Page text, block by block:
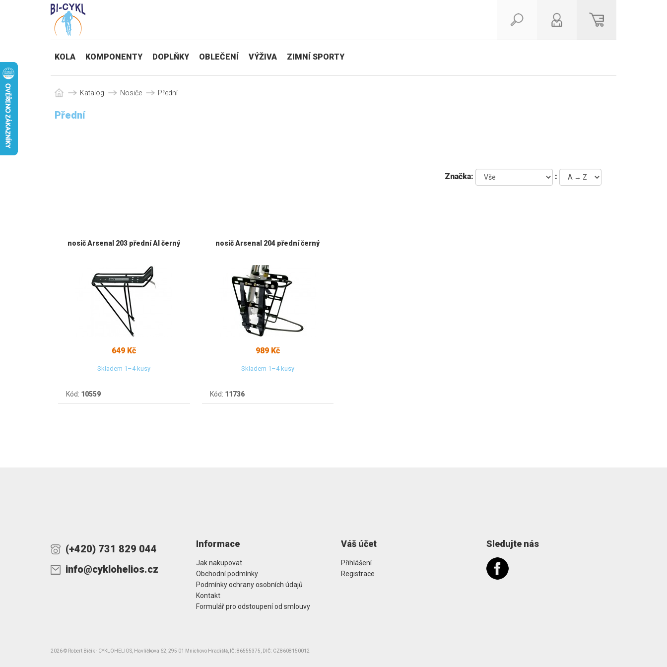
KOLA KOMPONENTY DOPLŇKY OBLEČENÍ VÝŽIVA ZIMNÍ SPORTY
Katalog Nosiče Přední
Přední
Značka: :
nosič Arsenal 203 přední Al černý
649 Kč
Skladem 1–4 kusy
Kód: 10559
nosič Arsenal 204 přední černý
989 Kč
Skladem 1–4 kusy
Kód: 11736
(+420) 731 829 044
info@cyklohelios.cz
Informace
Jak nakupovat
Obchodní podmínky
Podmínky ochrany osobních údajů
Kontakt
Formulář pro odstoupení od smlouvy
Váš účet
Přihlášení
Registrace
Sledujte nás
2026 © Robert Bičík - CYKLOHELIOS, Havlíčkova 62, 295 01 Mnichovo Hradiště, IČ: 86555375, DIČ: CZ8608150012